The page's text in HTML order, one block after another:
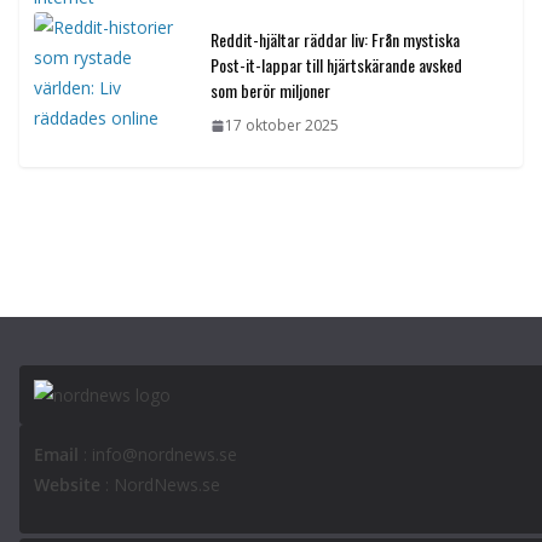
Reddit-hjältar räddar liv: Från mystiska
Post-it-lappar till hjärtskärande avsked
som berör miljoner
17 oktober 2025
Email
: info@nordnews.se
Website
: NordNews.se